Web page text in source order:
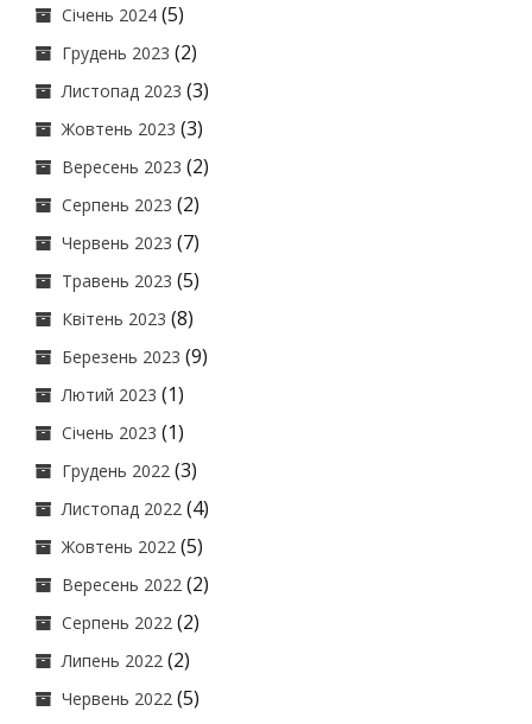
Січень 2024 (5)
Грудень 2023 (2)
Листопад 2023 (3)
Жовтень 2023 (3)
Вересень 2023 (2)
Серпень 2023 (2)
Червень 2023 (7)
Травень 2023 (5)
Квітень 2023 (8)
Березень 2023 (9)
Лютий 2023 (1)
Січень 2023 (1)
Грудень 2022 (3)
Листопад 2022 (4)
Жовтень 2022 (5)
Вересень 2022 (2)
Серпень 2022 (2)
Липень 2022 (2)
Червень 2022 (5)